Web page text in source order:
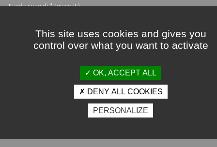
Fundazione di l'Università
Crédits et mentions légales
Espace presse
Photothèque
This site uses cookies and gives you
control over what you want to activate
OK, ACCEPT ALL
DENY ALL COOKIES
PERSONALIZE